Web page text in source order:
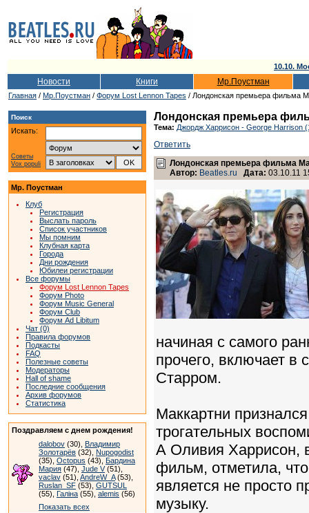
10.10.
Новости Книги Мр.Поустман
Главная / Мр.Поустман / Форум Lost Lennon Tapes / Лондонская премьера фильма
Поиск
Искать:
Советы
Vox populi
Мр. Поустман
Клуб
Регистрация
Выслать пароль
Список участников
Мы помним
Клубная карта
Города
Дни рождения
Юбилеи регистрации
Все форумы
Форум Lost Lennon Tapes
Форум Photo
Форум Music General
Форум Club
Форум Ad Libitum
Чат (0)
Правила форумов
Подкасты
FAQ
Полезные советы
Модераторы
Hall of shame
Последние сообщения
Архив форумов
Статистика
Поздравляем с днем рождения!
dalobov (30), Владимир
Золотарёв (32), Nupogodist
(35), Octopus (43), Бардина
Мария (47), Jude V(51),
vaclav (51), AndreW_A(53),
Ruslan_SF (53), GUTSUL
(55), Галіна (55), alemis (56)
Показать всех
Лондонская премьера
Тема: Джордж Харрисон - George Harrison
Ответить
Лондонская премьера фильма
Автор: Beatles.ru Дата: 03.10.11
начиная с самого
прочего, включает в
Старром.
Маккартни
трогательных
А Оливия Харрисон,
фильм, отметила,
является не просто
музыку.